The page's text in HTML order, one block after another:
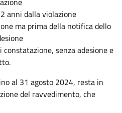
anni dalla violazione
ma prima della notifica dello
constatazione, senza adesione e
al 31 agosto 2024, resta in
del ravvedimento, che